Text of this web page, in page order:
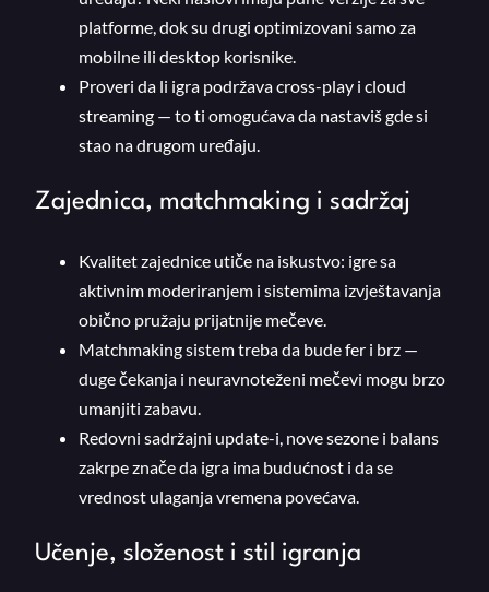
platforme, dok su drugi optimizovani samo za
mobilne ili desktop korisnike.
Proveri da li igra podržava cross-play i cloud
streaming — to ti omogućava da nastaviš gde si
stao na drugom uređaju.
Zajednica, matchmaking i sadržaj
Kvalitet zajednice utiče na iskustvo: igre sa
aktivnim moderiranjem i sistemima izvještavanja
obično pružaju prijatnije mečeve.
Matchmaking sistem treba da bude fer i brz —
duge čekanja i neuravnoteženi mečevi mogu brzo
umanjiti zabavu.
Redovni sadržajni update-i, nove sezone i balans
zakrpe znače da igra ima budućnost i da se
vrednost ulaganja vremena povećava.
Učenje, složenost i stil igranja